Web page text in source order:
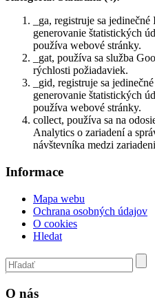
_ga, registruje sa
generovanie štatistických
používa webové stránky.
_gat, používa sa služba
rýchlosti požiadaviek.
_gid, registruje sa
generovanie štatistických
používa webové stránky.
collect, používa sa na
Analytics o zariadení a
návštevníka medzi
Informace
Mapa webu
Ochrana osobných údajov
O cookies
Hledat
O nás